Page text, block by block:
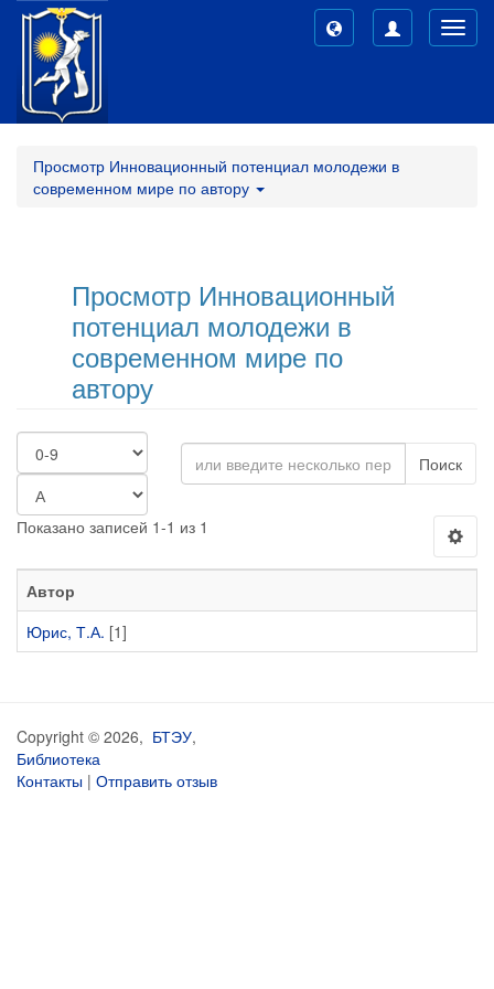
Просмотр Инновационный потенциал молодежи в
современном мире по автору
Просмотр Инновационный
потенциал молодежи в
современном мире по
автору
Поиск
Показано записей 1-1 из 1
Автор
Юрис, Т.А. [1]
Copyright © 2026, БТЭУ,
Библиотека
Контакты | Отправить отзыв